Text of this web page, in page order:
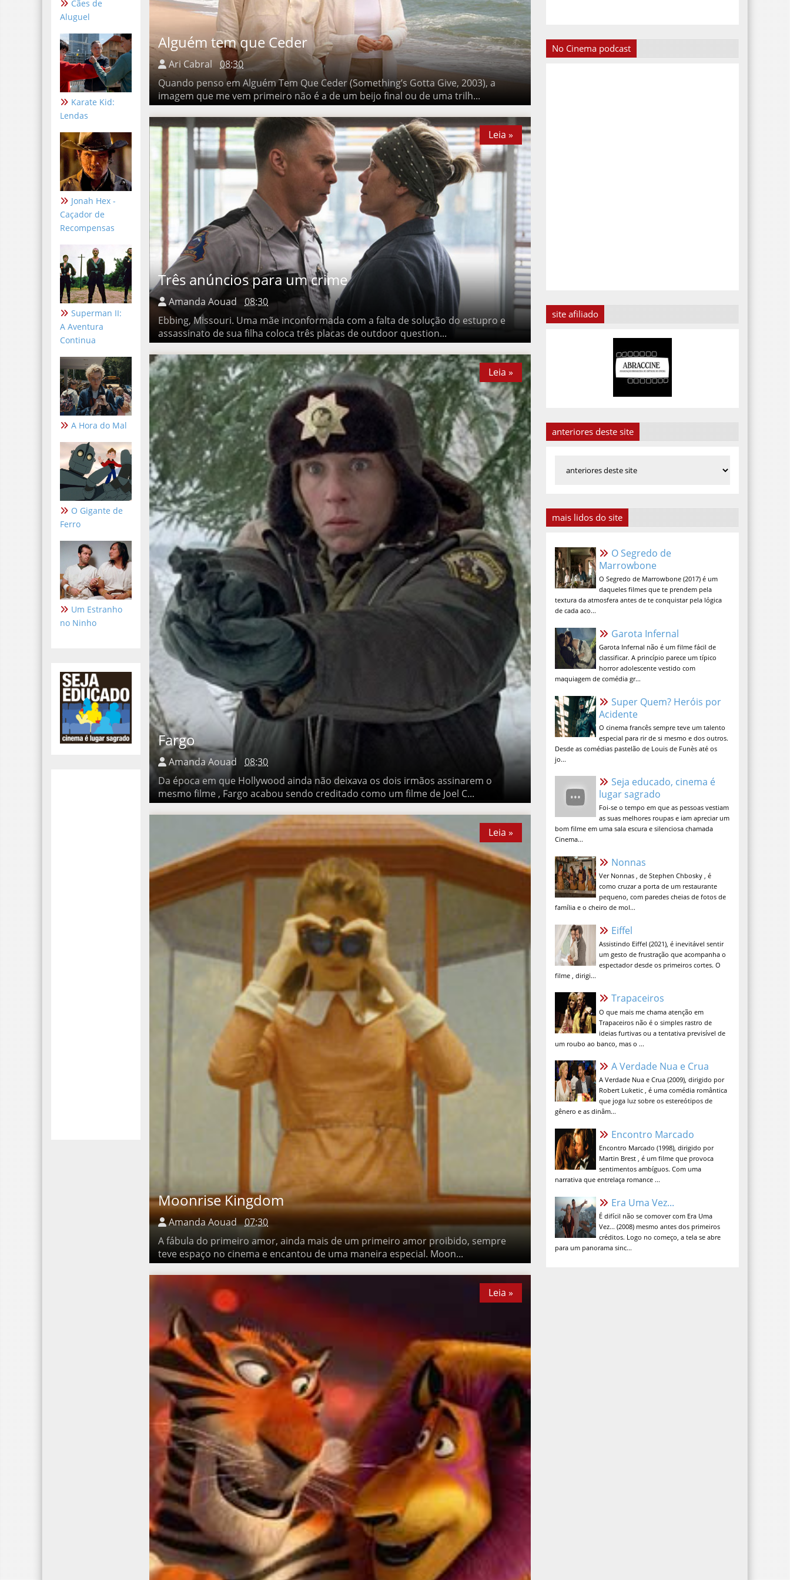
Cães de
Aluguel
Karate Kid:
Lendas
Jonah Hex -
Caçador de
Recompensas
Superman II:
A Aventura
Continua
A Hora do Mal
O Gigante de
Ferro
Um Estranho
no Ninho
Alguém tem que Ceder
Ari Cabral
08:30
Quando penso em Alguém Tem Que Ceder (Something’s Gotta Give, 2003), a imagem que
me vem primeiro não é a de um beijo final ou de uma trilh...
Três anúncios para um crime
Amanda Aouad
08:30
Ebbing, Missouri. Uma mãe inconformada com a falta de solução do estupro e assassinato
de sua filha coloca três placas de outdoor question...
Leia »
Leia »
Fargo
Amanda Aouad
08:30
Da época em que Hollywood ainda não deixava os dois irmãos assinarem o mesmo filme ,
Fargo acabou sendo creditado como um filme de Joel C...
Leia »
Leia »
Moonrise Kingdom
Amanda Aouad
07:30
A fábula do primeiro amor, ainda mais de um primeiro amor proibido, sempre teve espaço
no cinema e encantou de uma maneira especial. Moon...
Leia »
Leia »
Leia »
Leia »
No Cinema podcast
site afiliado
anteriores deste site
mais lidos do site
O Segredo de Marrowbone
O Segredo de Marrowbone (2017) é um
daqueles filmes que te prendem pela
textura da atmosfera antes de te
conquistar pela lógica de cada aco...
Garota Infernal não é um filme fácil de
classificar. A princípio parece um típico
horror adolescente vestido com
maquiagem de comédia gr...
Acidente
O cinema francês sempre teve um talento
especial para rir de si mesmo e dos outros.
Desde as comédias pastelão de Louis de Funès até os
jo...
sagrado
Foi-se o tempo em que as pessoas vestiam
as suas melhores roupas e iam apreciar um
bom filme em uma sala escura e silenciosa chamada
Cinema...
Ver Nonnas , de Stephen Chbosky , é
como cruzar a porta de um restaurante
pequeno, com paredes cheias de fotos de
família e o cheiro de mol...
Assistindo Eiffel (2021), é inevitável sentir
um gesto de frustração que acompanha o
espectador desde os primeiros cortes. O
filme , dirigi...
O que mais me chama atenção em
Trapaceiros não é o simples rastro de
ideias furtivas ou a tentativa previsível de
um roubo ao banco, mas o ...
A Verdade Nua e Crua (2009), dirigido por
Robert Luketic , é uma comédia romântica
que joga luz sobre os estereótipos de
gênero e as dinâm...
Encontro Marcado (1998), dirigido por
Martin Brest , é um filme que provoca
sentimentos ambíguos. Com uma
narrativa que entrelaça romance ...
É difícil não se comover com Era Uma
Vez... (2008) mesmo antes dos primeiros
créditos. Logo no começo, a tela se abre
para um panorama sinc...